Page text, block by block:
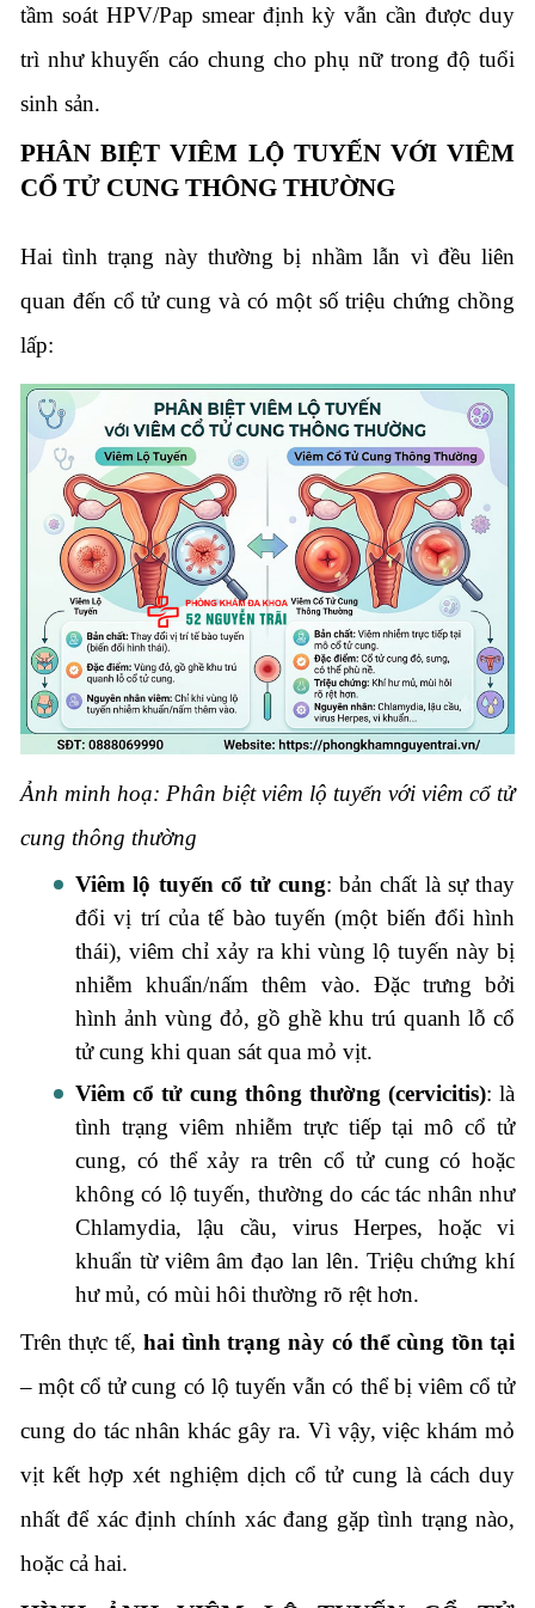
tầm soát HPV/Pap smear định kỳ vẫn cần được duy
trì như khuyến cáo chung cho phụ nữ trong độ tuổi
sinh sản.
PHÂN BIỆT VIÊM LỘ TUYẾN VỚI VIÊM
CỔ TỬ CUNG THÔNG THƯỜNG
Hai tình trạng này thường bị nhầm lẫn vì đều liên
quan đến cổ tử cung và có một số triệu chứng chồng
lấp:
Ảnh minh hoạ: Phân biệt viêm lộ tuyến với viêm cổ tử
cung thông thường
Viêm lộ tuyến cổ tử cung: bản chất là sự thay
đổi vị trí của tế bào tuyến (một biến đổi hình
thái), viêm chỉ xảy ra khi vùng lộ tuyến này bị
nhiễm khuẩn/nấm thêm vào. Đặc trưng bởi
hình ảnh vùng đỏ, gồ ghề khu trú quanh lỗ cổ
tử cung khi quan sát qua mỏ vịt.
Viêm cổ tử cung thông thường (cervicitis): là
tình trạng viêm nhiễm trực tiếp tại mô cổ tử
cung, có thể xảy ra trên cổ tử cung có hoặc
không có lộ tuyến, thường do các tác nhân như
Chlamydia, lậu cầu, virus Herpes, hoặc vi
khuẩn từ viêm âm đạo lan lên. Triệu chứng khí
hư mủ, có mùi hôi thường rõ rệt hơn.
Trên thực tế, hai tình trạng này có thể cùng tồn tại
– một cổ tử cung có lộ tuyến vẫn có thể bị viêm cổ tử
cung do tác nhân khác gây ra. Vì vậy, việc khám mỏ
vịt kết hợp xét nghiệm dịch cổ tử cung là cách duy
nhất để xác định chính xác đang gặp tình trạng nào,
hoặc cả hai.